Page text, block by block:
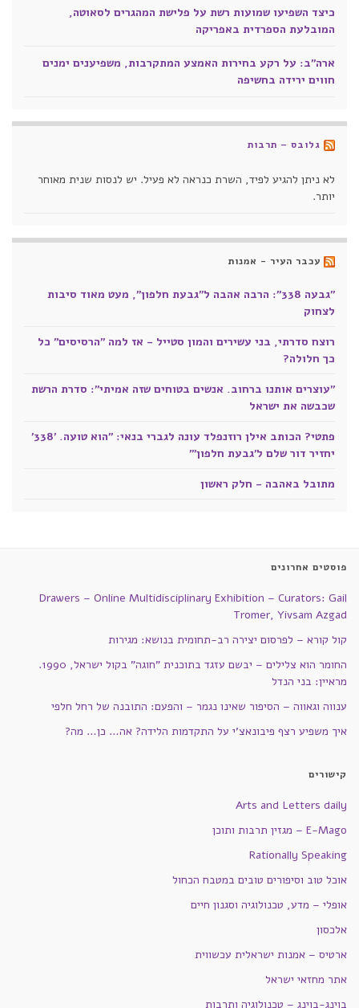
כיצד השפיעו שמועות רשת על פלישת המהגרים לסאוטה,
המובלעת הספרדית באפריקה
ארה"ב: על רקע בחירות האמצע המתקרבות, משפיענים ימנים
חווים ירידה בחשיפה
גלובס – תרבות
לא ניתן להגיע לפיד, השרת כנראה לא פעיל. יש לנסות שנית מאוחר
יותר.
עכבר העיר - אמנות
"גבעה 338": הרבה אהבה ל"גבעת חלפון", מעט מאוד סיבות
לצחוק
רוצח סדרתי, בני עשירים והמון סטייל - אז למה "הרסיסים" כל
כך חלולה?
"עוצרים אותנו ברחוב. אנשים בטוחים שזה אמיתי": סדרת הרשת
שכבשה את ישראל
פתטי? הכותב אילן רוזנפלד עונה לגברי בנאי: "הוא טועה. '338'
יחזיר דור שלם ל'גבעת חלפון'"
מתובל באהבה - חלק ראשון
פוסטים אחרונים
Drawers – Online Multidisciplinary Exhibition – Curators: Gail
Tromer, Yivsam Azgad
קול קורא – לפרסום יצירה רב-תחומית בנושא: מגירות
החומר הוא צלילים – יבשם עזגד בתוכנית "חוגה" בקול ישראל, 1990.
מראיין: בני הנדל
ענווה וגאווה – הסיפור שאינו נגמר – והפעם: התובנה של רחל חלפי
איך משפיע רצף פיבונאצ'י על התקדמות הלידה? אה… כן… מה?
קישורים
Arts and Letters daily
E-Mago – מגזין תרבות ותוכן
Rationally Speaking
אוכל טוב וסיפורים טובים במטבח הכחול
אופלי – מדע, טכנולוגיה וסגנון חיים
אלכסון
ארטיס – אמנות ישראלית עכשווית
אתר מחזאי ישראל
בוינג-בוינג – טכנולוגיה ותרבות